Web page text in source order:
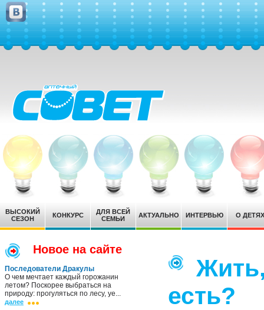
ВЫСОКИЙ
СЕЗОН
КОНКУРС
ДЛЯ ВСЕЙ
СЕМЬИ
АКТУАЛЬНО ИНТЕРВЬЮ О ДЕТЯХ
Новое на сайте
Последователи Дракулы
О чем мечтает каждый горожанин
летом? Поскорее выбраться на
природу: прогуляться по лесу, уе...
далее
есть?